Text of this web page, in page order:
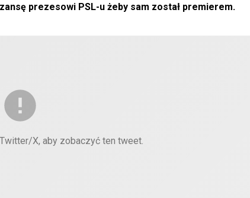
prezesowi PSL-u żeby sam został premierem.
X, aby zobaczyć ten tweet.